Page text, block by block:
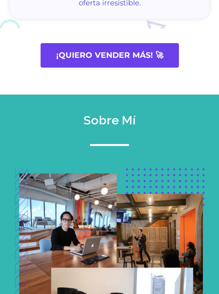
oferta irresistible.
¡QUIERO VENDER MÁS! 🚀
Sobre Mí